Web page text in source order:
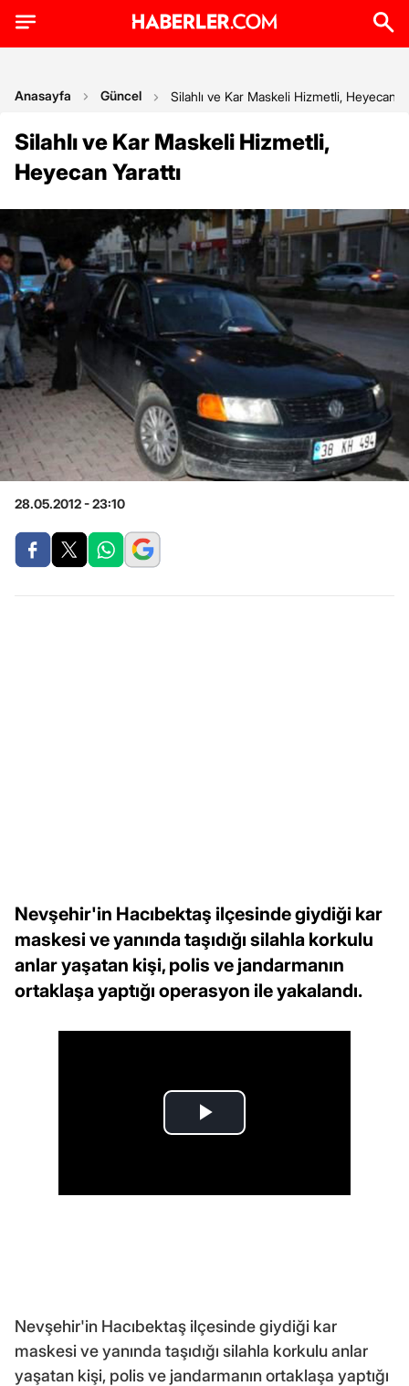
Anasayfa Güncel Silahlı ve Kar Maskeli Hizmetli, Heyecan
Silahlı ve Kar Maskeli Hizmetli,
Heyecan Yarattı
28.05.2012 - 23:10
Nevşehir'in Hacıbektaş ilçesinde giydiği kar
maskesi ve yanında taşıdığı silahla korkulu
anlar yaşatan kişi, polis ve jandarmanın
ortaklaşa yaptığı operasyon ile yakalandı.
Nevşehir'in Hacıbektaş ilçesinde giydiği kar
maskesi ve yanında taşıdığı silahla korkulu anlar
yaşatan kişi, polis ve jandarmanın ortaklaşa yaptığı